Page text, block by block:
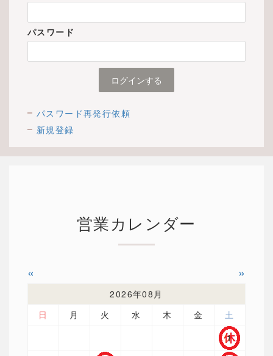
パスワード
パスワード再発行依頼
新規登録
営業カレンダー
« »
2026年08月
日
月 火 水 木 金
土
1